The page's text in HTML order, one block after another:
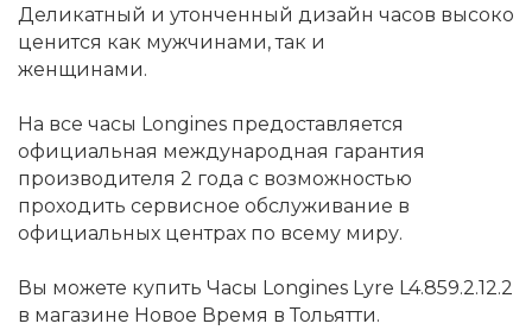
Деликатный и утонченный дизайн часов высоко
ценится как мужчинами, так и
женщинами.
На все часы Longines предоставляется
официальная международная гарантия
производителя 2 года с возможностью
проходить сервисное обслуживание в
официальных центрах по всему миру.
Вы можете купить Часы Longines Lyre L4.859.2.12.2
в магазине Новое Время в Тольятти.